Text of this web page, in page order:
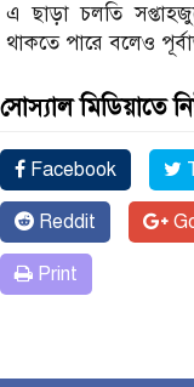
এ ছাড়া চলতি
থাকতে পারে বলেও
সোস্যাল মিডিয়াতে
Facebook
Reddit
Print